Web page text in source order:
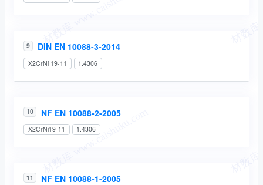
9 DIN EN 10088-3-2014
X2CrNi 19-11 1.4306
10 NF EN 10088-2-2005
X2CrNi19-11 1.4306
11 NF EN 10088-1-2005